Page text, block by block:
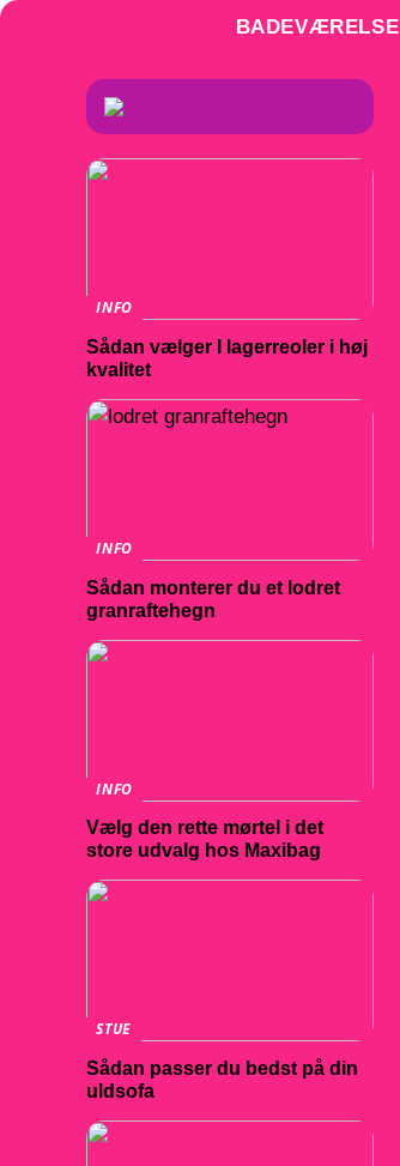
BADEVÆRELSE
INFO
Sådan vælger I lagerreoler i høj
kvalitet
INFO
Sådan monterer du et lodret
granraftehegn
INFO
Vælg den rette mørtel i det
store udvalg hos Maxibag
STUE
Sådan passer du bedst på din
uldsofa